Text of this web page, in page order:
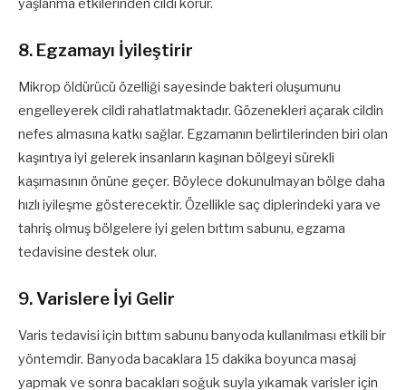
yaşlanma etkilerinden cildi korur.
8. Egzamayı İyileştirir
Mikrop öldürücü özelliği sayesinde bakteri oluşumunu
engelleyerek cildi rahatlatmaktadır. Gözenekleri açarak cildin
nefes almasına katkı sağlar. Egzamanın belirtilerinden biri olan
kaşıntıya iyi gelerek insanların kaşınan bölgeyi sürekli
kaşımasının önüne geçer. Böylece dokunulmayan bölge daha
hızlı iyileşme gösterecektir. Özellikle saç diplerindeki yara ve
tahriş olmuş bölgelere iyi gelen bıttım sabunu, egzama
tedavisine destek olur.
9. Varislere İyi Gelir
Varis tedavisi için bıttım sabunu banyoda kullanılması etkili bir
yöntemdir. Banyoda bacaklara 15 dakika boyunca masaj
yapmak ve sonra bacakları soğuk suyla yıkamak varisler için